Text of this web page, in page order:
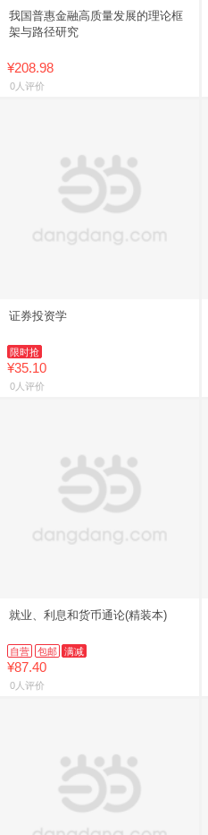
我国普惠金融高质量发展的理论框
架与路径研究
¥208.98
0人评价
证券投资学
限时抢
¥35.10
0人评价
就业、利息和货币通论(精装本)
自营 包邮 满减
¥87.40
0人评价